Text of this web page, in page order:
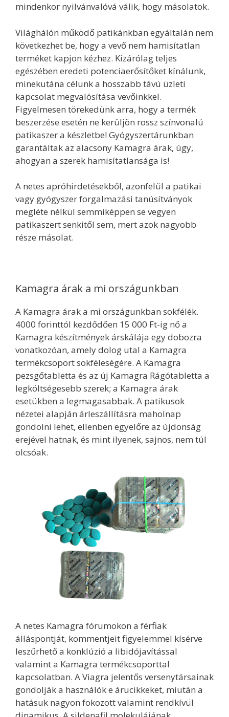
mindenkor nyilvánvalóvá válik, hogy másolatok.
Világhálón működő patikánkban egyáltalán nem
következhet be, hogy a vevő nem hamisítatlan
terméket kapjon kézhez. Kizárólag teljes
egészében eredeti potenciaerősítőket kínálunk,
minekutána célunk a hosszabb távú üzleti
kapcsolat megvalósítása vevőinkkel.
Figyelmesen törekedünk arra, hogy a termék
beszerzése esetén ne kerüljön rossz színvonalú
patikaszer a készletbe! Gyógyszertárunkban
garantáltak az alacsony Kamagra árak, úgy,
ahogyan a szerek hamisítatlansága is!
A netes apróhirdetésekből, azonfelül a patikai
vagy gyógyszer forgalmazási tanúsítványok
megléte nélkül semmiképpen se vegyen
patikaszert senkitől sem, mert azok nagyobb
része másolat.
Kamagra árak a mi országunkban
A Kamagra árak a mi országunkban sokfélék.
4000 forinttól kezdődően 15 000 Ft-ig nő a
Kamagra készítmények árskálája egy dobozra
vonatkozóan, amely dolog utal a Kamagra
termékcsoport sokféleségére. A Kamagra
pezsgőtabletta és az új Kamagra Rágótabletta a
legköltségesebb szerek; a Kamagra árak
esetükben a legmagasabbak. A patikusok
nézetei alapján árleszállításra maholnap
gondolni lehet, ellenben egyelőre az újdonság
erejével hatnak, és mint ilyenek, sajnos, nem túl
olcsóak.
A netes Kamagra fórumokon a férfiak
álláspontját, kommentjeit figyelemmel kísérve
leszűrhető a konklúzió a libidójavítással
valamint a Kamagra termékcsoporttal
kapcsolatban. A Viagra jelentős versenytársainak
gondolják a használók e árucikkeket, miután a
hatásuk nagyon fokozott valamint rendkívül